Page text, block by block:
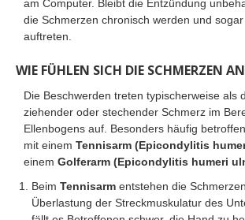
am Computer. Bleibt die Entzündung
die Schmerzen chronisch werden und
auftreten.
WIE FÜHLEN SICH DIE SCHMERZEN
Die Beschwerden treten typischerweise als
ziehender oder stechender Schmerz im
Ellenbogens auf. Besonders häufig
mit einem Tennisarm (Epicondylitis
einem Golferarm (Epicondylitis humeri
Beim Tennisarm entstehen die
Überlastung der Streckmuskulatur des